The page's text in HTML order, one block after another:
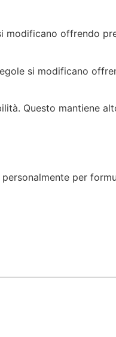
modificano offrendo
si modificano
Questo mantiene
per